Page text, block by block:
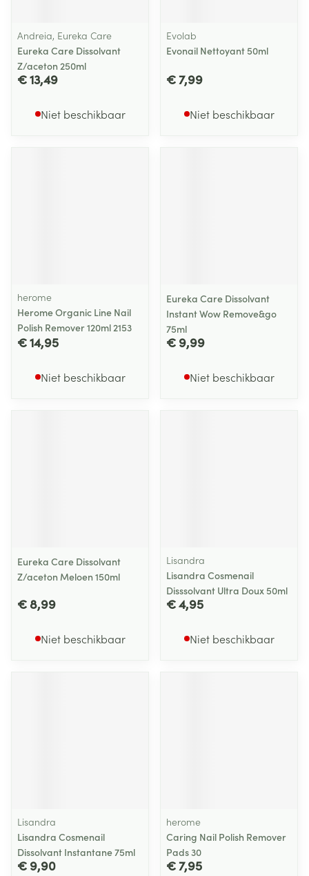
Andreia, Eureka Care
Eureka Care Dissolvant
Z/aceton 250ml
€ 13,49
Niet beschikbaar
Evolab
Evonail Nettoyant 50ml
€ 7,99
Niet beschikbaar
herome
Herome Organic Line Nail
Polish Remover 120ml 2153
€ 14,95
Niet beschikbaar
Eureka Care Dissolvant
Instant Wow Remove&go
75ml
€ 9,99
Niet beschikbaar
Eureka Care Dissolvant
Z/aceton Meloen 150ml
€ 8,99
Niet beschikbaar
Lisandra
Lisandra Cosmenail
Disssolvant Ultra Doux 50ml
€ 4,95
Niet beschikbaar
Lisandra
Lisandra Cosmenail
Dissolvant Instantane 75ml
€ 9,90
herome
Caring Nail Polish Remover
Pads 30
€ 7,95